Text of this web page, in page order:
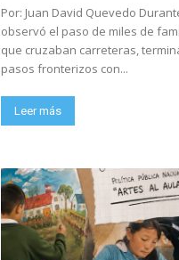
Por: Juan David Quevedo Durante años, Colombia
observó el paso de miles de
que cruzaban carreteras,
pasos fronterizos con...
Leer más